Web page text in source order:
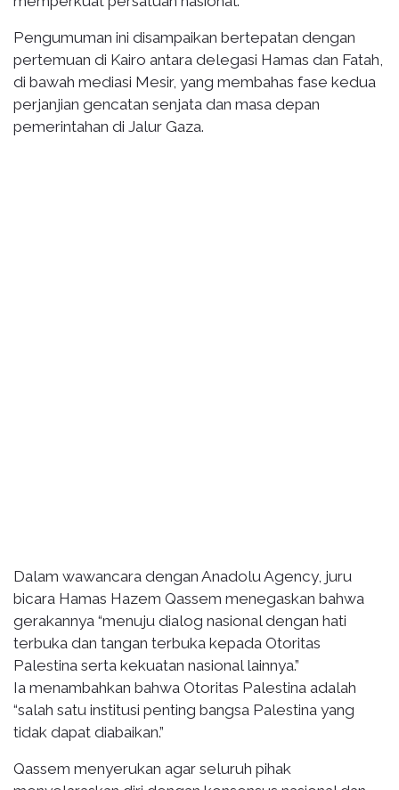
Pengumuman ini disampaikan bertepatan dengan
pertemuan di Kairo antara delegasi Hamas dan Fatah,
di bawah mediasi Mesir, yang membahas fase kedua
perjanjian gencatan senjata dan masa depan
pemerintahan di Jalur Gaza.
Dalam wawancara dengan Anadolu Agency, juru
bicara Hamas Hazem Qassem menegaskan bahwa
gerakannya “menuju dialog nasional dengan hati
terbuka dan tangan terbuka kepada Otoritas
Palestina serta kekuatan nasional lainnya.”
Ia menambahkan bahwa Otoritas Palestina adalah
“salah satu institusi penting bangsa Palestina yang
tidak dapat diabaikan.”
Qassem menyerukan agar seluruh pihak